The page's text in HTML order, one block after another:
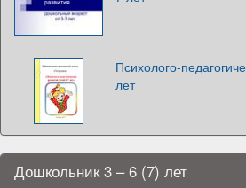
Психолого-
лет
Дошкольник 3 – 6 (7) лет